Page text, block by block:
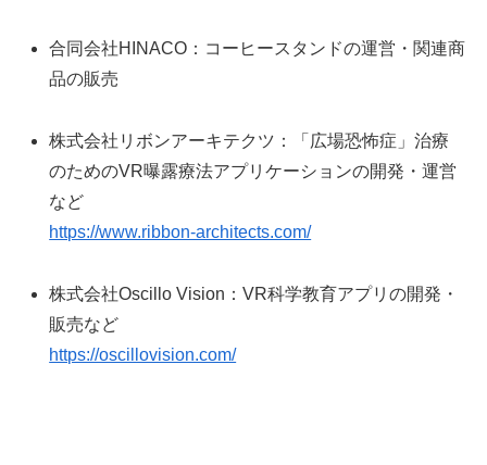
合同会社HINACO：コーヒースタンドの運営・関連商
品の販売
株式会社リボンアーキテクツ：「広場恐怖症」治療
のためのVR曝露療法アプリケーションの開発・運営
など
https://www.ribbon-architects.com/
株式会社Oscillo Vision：VR科学教育アプリの開発・
販売など
https://oscillovision.com/